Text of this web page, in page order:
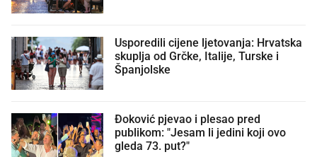
Usporedili cijene ljetovanja: Hrvatska
skuplja od Grčke, Italije, Turske i
Španjolske
Đoković pjevao i plesao pred
publikom: "Jesam li jedini koji ovo
gleda 73. put?"